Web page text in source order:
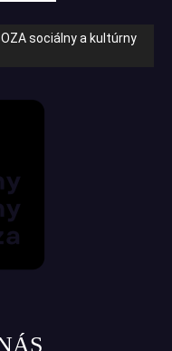
sociálny a kultúrny